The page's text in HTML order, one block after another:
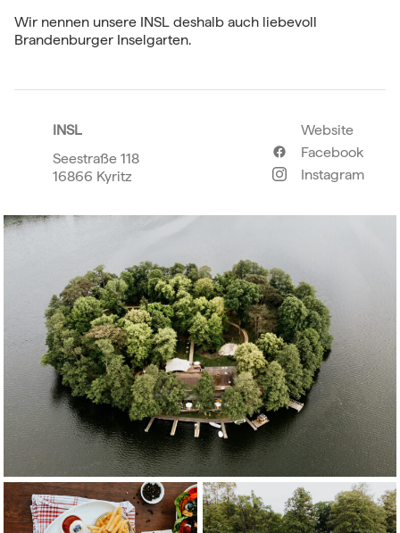
Wir nennen unsere INSL deshalb auch liebevoll
Brandenburger Inselgarten.
INSL
Seestraße 118
16866 Kyritz
Website
Facebook
Instagram